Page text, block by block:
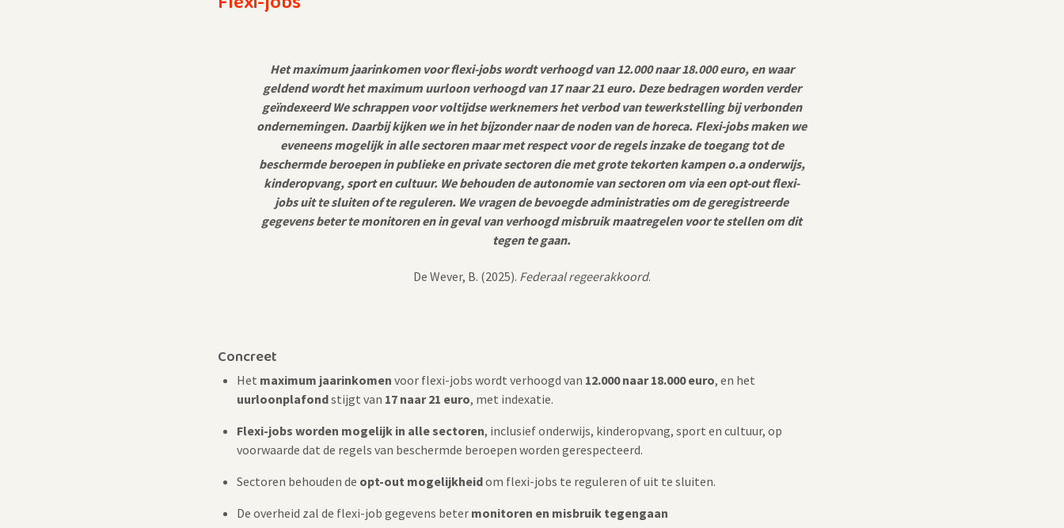
Het maximum jaarinkomen voor flexi-jobs wordt verhoogd van 12.000 naar 18.000 euro, en waar
geldend wordt het maximum uurloon verhoogd van 17 naar 21 euro. Deze bedragen worden verder
geïndexeerd We schrappen voor voltijdse werknemers het verbod van tewerkstelling bij verbonden
ondernemingen. Daarbij kijken we in het bijzonder naar de noden van de horeca. Flexi-jobs maken we
eveneens mogelijk in alle sectoren maar met respect voor de regels inzake de toegang tot de
beschermde beroepen in publieke en private sectoren die met grote tekorten kampen o.a onderwijs,
kinderopvang, sport en cultuur. We behouden de autonomie van sectoren om via een opt-out flexi-
jobs uit te sluiten of te reguleren. We vragen de bevoegde administraties om de geregistreerde
gegevens beter te monitoren en in geval van verhoogd misbruik maatregelen voor te stellen om dit
tegen te gaan.
De Wever, B. (2025). Federaal regeerakkoord.
Concreet
Het maximum jaarinkomen voor flexi-jobs wordt verhoogd van 12.000 naar 18.000 euro, en het
uurloonplafondstijgt van 17 naar 21 euro, met indexatie​.
Flexi-jobs worden mogelijk in alle sectoren, inclusief onderwijs, kinderopvang, sport en cultuur, op
voorwaarde dat de regels van beschermde beroepen worden gerespecteerd.
Sectoren behouden de opt-out mogelijkheidom flexi-jobs te reguleren of uit te sluiten.
De overheid zal de flexi-job gegevens beter monitoren en misbruik tegengaan